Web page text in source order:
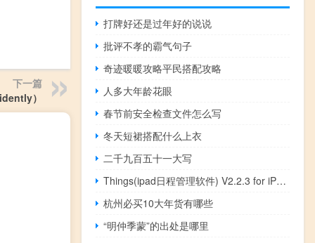
下一篇
）
打牌好还是过年好的说说
批评不孝的霸气句子
奇迹暖暖攻略平民搭配攻略
人多大年龄花眼
春节前安全检查文件怎么写
冬天短裙搭配什么上衣
二千九百五十一大写
Things(ipad日程管理软件) V2.2.3 for iPad 越狱版（Things(ipad日程管理软件) V2.2.3 for iPad 越狱版功能简介）
杭州必买10大年货有哪些
“明仲季蒙”的出处是哪里